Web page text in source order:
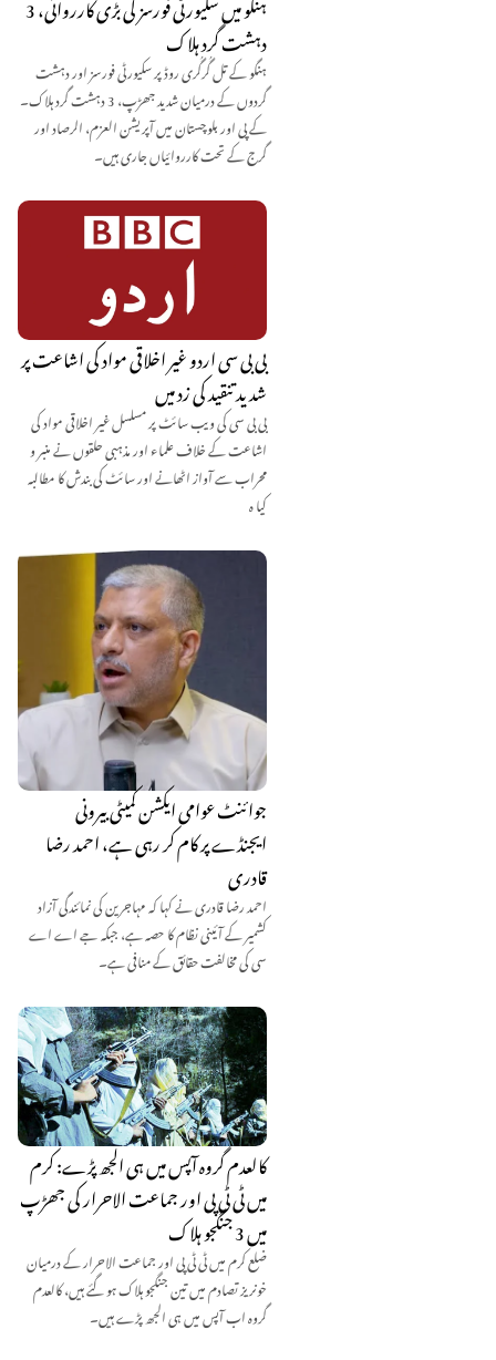
دہشت گرد ہلاک
ہنگو کے تل گُرگُری روڈ پر سکیورٹی فورسز اور دہشت
گردوں کے درمیان شدید جھڑپ، 3 دہشت گرد ہلاک۔
کے پی اور بلوچستان میں آپریشن العزم، الرصاد اور
گرج کے تحت کارروائیاں جاری ہیں۔
بی بی سی اردو غیر اخلاقی مواد کی اشاعت پر
شدید تنقید کی زد میں
بی بی سی کی ویب سائٹ پر مسلسل غیر اخلاقی مواد کی
اشاعت کے خلاف علماء اور مذہبی حلقوں نے منبر و
محراب سے آواز اٹھانے اور سائٹ کی بندش کا مطالبہ
کیا ہ
جوائنٹ عوامی ایکشن کمیٹی بیرونی
ایجنڈے پر کام کر رہی ہے، احمد رضا
قادری
احمد رضا قادری نے کہا کہ مہاجرین کی نمائندگی آزاد
کشمیر کے آئینی نظام کا حصہ ہے، جبکہ جے اے اے
سی کی مخالفت حقائق کے منافی ہے۔
کالعدم گروہ آپس میں ہی الجھ پڑے: کرم
میں ٹی ٹی پی اور جماعت الاحرار کی جھڑپ
میں 3 جنگجو ہلاک
ضلع کرم میں ٹی ٹی پی اور جماعت الاحرار کے درمیان
خونریز تصادم میں تین جنگجو ہلاک ہو گئے ہیں، کالعدم
گروہ اب آپس میں ہی الجھ پڑے ہیں۔